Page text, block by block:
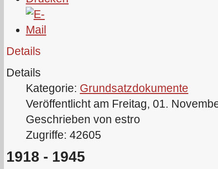
Details
Details
Kategorie: Grundsatzdokumente
Veröffentlicht am Freitag, 01.
Geschrieben von estro
Zugriffe: 42605
1918 - 1945